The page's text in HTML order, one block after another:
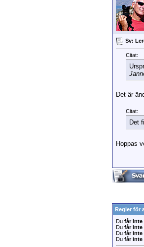
Sv:
Citat:
Det är
Citat:
Det
Hoppas
Regler för
Du får inte
Du får inte
Du får inte
Du får inte